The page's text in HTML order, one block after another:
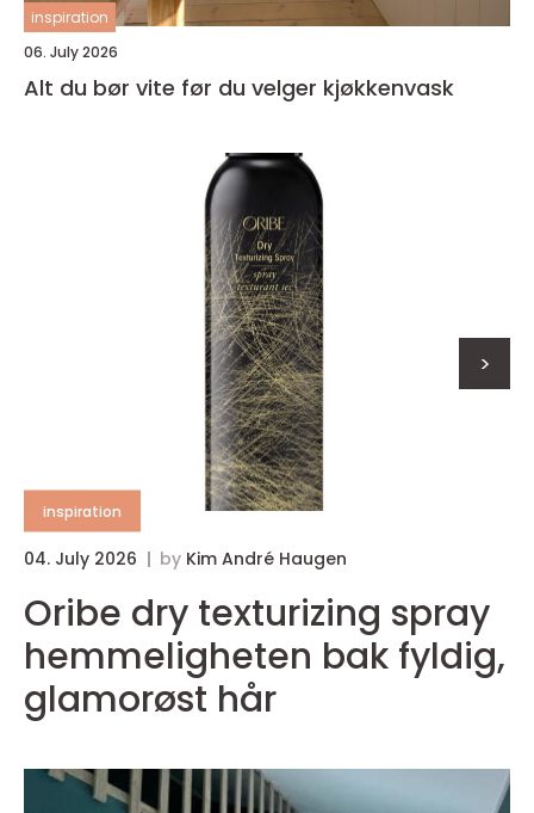
inspiration
06. July 2026
Alt du bør vite før du velger kjøkkenvask
inspiration
04. July 2026 by Kim André Haugen
Oribe dry texturizing spray
hemmeligheten bak fyldig,
glamorøst hår
>